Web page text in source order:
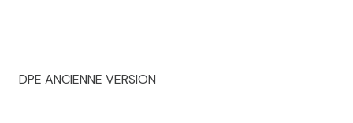
DPE ANCIENNE VERSION